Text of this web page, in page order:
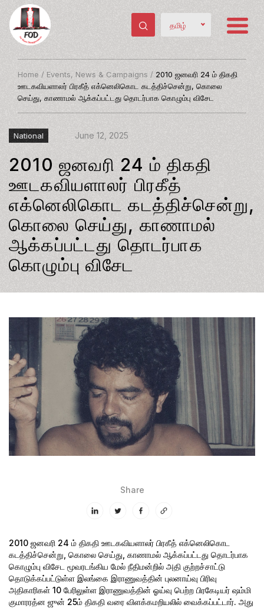
தமிழ்
Home / Events, News & Campaigns / 2010 ஜனவரி 24 ம் திகதி
ஊடகவியளாலர் பிரகீத் எக்னெலிகொட கடத்திச்சென்று, கொலை
செய்து, காணாமல் ஆக்கப்பட்டது தொடர்பாக கொழும்பு விசேட
National June 12, 2025
2010 ஜனவரி 24 ம் திகதி
ஊடகவியளாலர் பிரகீத்
எக்னெலிகொட கடத்திச்சென்று,
கொலை செய்து, காணாமல்
ஆக்கப்பட்டது தொடர்பாக
கொழும்பு விசேட
Share
2010 ஜனவரி 24 ம் திகதி ஊடகவியளாலர் பிரகீத் எக்னெலிகொட
கடத்திச்சென்று, கொலை செய்து, காணாமல் ஆக்கப்பட்டது தொடர்பாக
கொழும்பு விசேட மூவரடங்கிய மேல் நீதிமன்றில் அதி குற்றச்சாட்டு
தொடுக்கப்பட்டுள்ள இலங்கை இராணுவத்தின் புலனாய்வு பிரிவு
அதிகாரிகள் 10 பேரிலுள்ள இராணுவத்தின் ஓய்வு பெற்ற பிரகேடியர் ஷம்மி
குமாரரத்ன ஜுன் 25ம் திகதி வரை விளக்கமறியலில் வைக்கப்பட்டார். அது